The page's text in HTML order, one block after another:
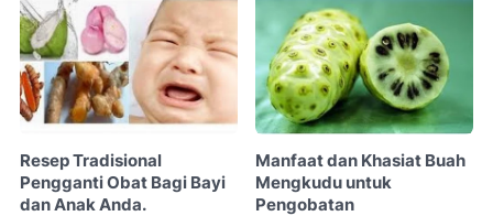
Resep Tradisional
Pengganti Obat Bagi Bayi
dan Anak Anda.
Manfaat dan Khasiat Buah
Mengkudu untuk
Pengobatan